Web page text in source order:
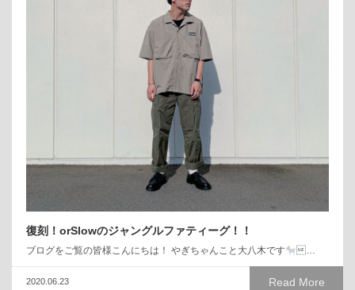
復刻！orSlowのジャングルファティーグ！！
ブログをご覧の皆様こんにちは！ やぎちゃんこと大八木です …
Read More
2020.06.23